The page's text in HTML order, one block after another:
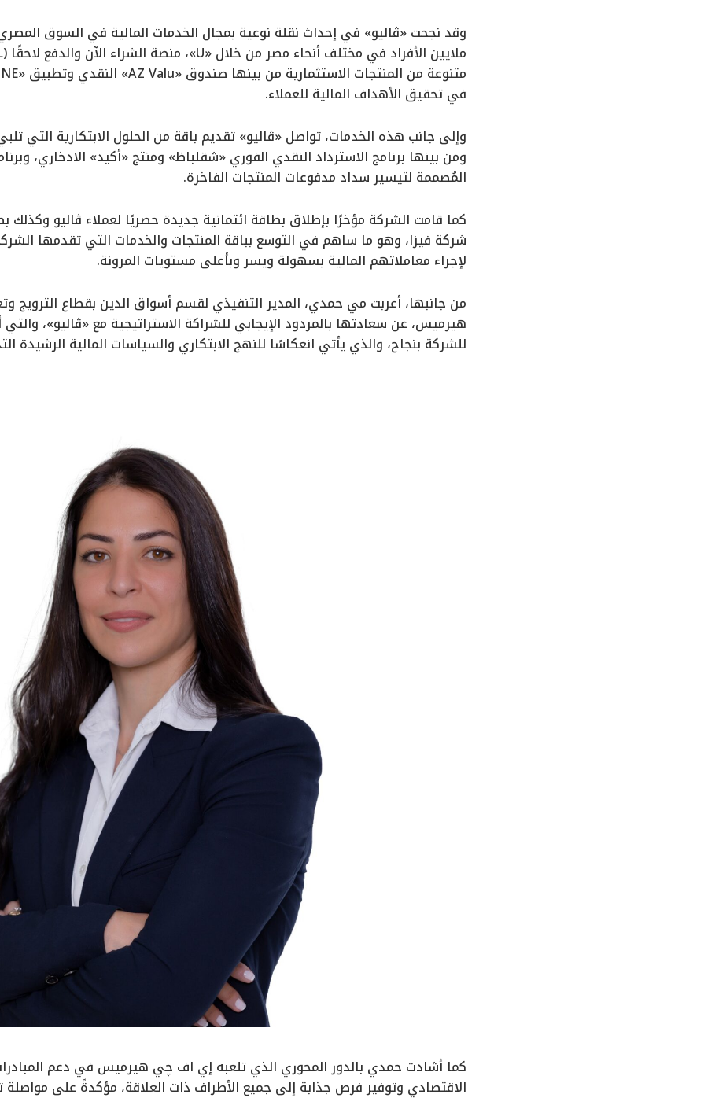
وقد نجحت «ڤاليو» في إحداث نقلة نوعية بمجال الخدمات المالية في السوق
في تحقيق الأهداف المالية للعملاء.
وإلى جانب هذه الخدمات، تواصل «ڤاليو» تقديم باقة من الحلول الابتكارية التي
المُصممة لتيسير سداد مدفوعات المنتجات الفاخرة.
كما قامت الشركة مؤخرًا بإطلاق بطاقة ائتمانية جديدة حصريًا لعملاء ڤاليو وكذلك
شركة فيزا، وهو ما ساهم في التوسع بباقة المنتجات والخدمات التي تقدمها
لإجراء معاملاتهم المالية بسهولة ويسر وبأعلى مستويات المرونة.
من جانبها، أعربت مي حمدي، المدير التنفيذي لقسم أسواق الدين بقطاع الترويج
هيرميس، عن سعادتها بالمردود الإيجابي للشراكة الاستراتيجية مع «ڤاليو»، والتي
للشركة بنجاح، والذي يأتي انعكاسًا للنهج الابتكاري والسياسات المالية الرشيدة
كما أشادت حمدي بالدور المحوري الذي تلعبه إي اف چي هيرميس في دعم المبادرات
الاقتصادي وتوفير فرص جذابة إلى جميع الأطراف ذات العلاقة، مؤكدةً على مواصلة